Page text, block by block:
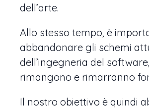
dell’arte.
Allo stesso tempo, è
abbandonare gli schemi
dell’ingegneria del
rimangono e rimarranno
Il nostro obiettivo è quindi